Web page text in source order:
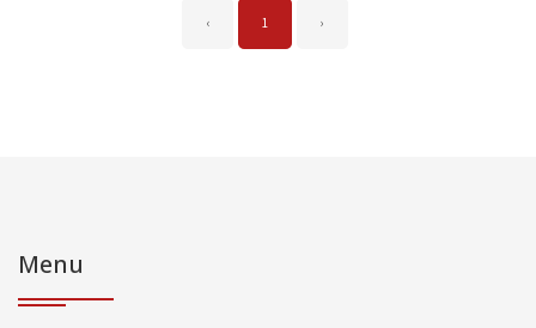
‹ 1 ›
Menu